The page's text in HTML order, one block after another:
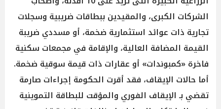
الشركات الكبرى، والمقيدين ببطاقات ضريبية وسجلات
تجارية ذات عوائد استثمارية ضخمة، أو مسددي ضريبة
القيمة المضافة العالية، والإقامة في مجمعات سكنية
فاخرة «كمبوندات» أو عقارات ذات قيمة سوقية ضخمة.
أما حالات الإيقاف، فقد أقرت الحكومة إجراءات صارمة
تقضي بـ الإيقاف الفوري والمؤقت للبطاقة التموينية